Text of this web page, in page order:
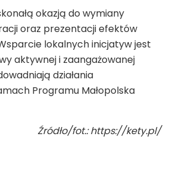
okazją do wymiany
oraz prezentacji efektów
lokalnych inicjatyw jest
aktywnej i zaangażowanej
działania
Programu Małopolska
Źródło/fot.: https://kety.pl/